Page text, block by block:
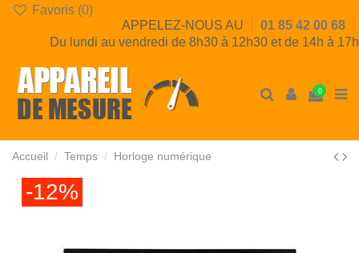
Favoris (0)
APPELEZ-NOUS AU
01 85 42 00 68
Du lundi au vendredi de 8h30 à 12h30 et de 14h à 17h
0
Accueil Temps Horloge numérique
-12%